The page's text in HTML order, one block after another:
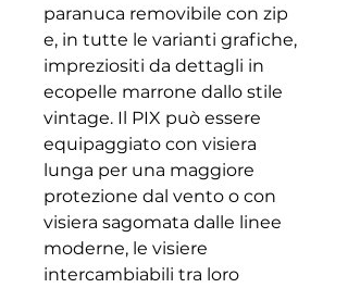
paranuca removibile con zip
e, in tutte le varianti grafiche,
impreziositi da dettagli in
ecopelle marrone dallo stile
vintage. Il PIX può essere
equipaggiato con visiera
lunga per una maggiore
protezione dal vento o con
visiera sagomata dalle linee
moderne, le visiere
intercambiabili tra loro